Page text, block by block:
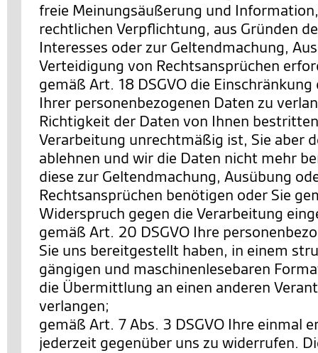
freie Meinungsäußerung und
rechtlichen Verpflichtung, aus Gründen
Interesses oder zur Geltendmachung,
Verteidigung von Rechtsansprüchen
gemäß Art. 18 DSGVO die
Ihrer personenbezogenen Daten zu
Richtigkeit der Daten von Ihnen
Verarbeitung unrechtmäßig ist, Sie aber
ablehnen und wir die Daten nicht mehr
diese zur Geltendmachung, Ausübung
Rechtsansprüchen benötigen oder Sie
Widerspruch gegen die Verarbeitung
gemäß Art. 20 DSGVO Ihre
Sie uns bereitgestellt haben, in einem
gängigen und maschinenlesebaren
die Übermittlung an einen anderen
verlangen;
gemäß Art. 7 Abs. 3 DSGVO Ihre einmal
jederzeit gegenüber uns zu widerrufen.